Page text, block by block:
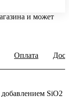
и может
Оплата
SiO2